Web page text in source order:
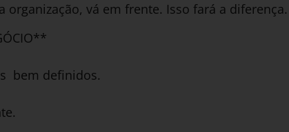
organização, vá em frente. Isso fará a diferença.
bem definidos.